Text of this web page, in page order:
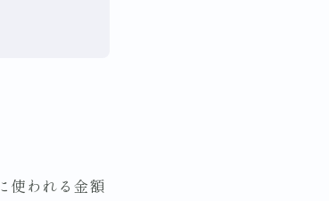
使われる金額